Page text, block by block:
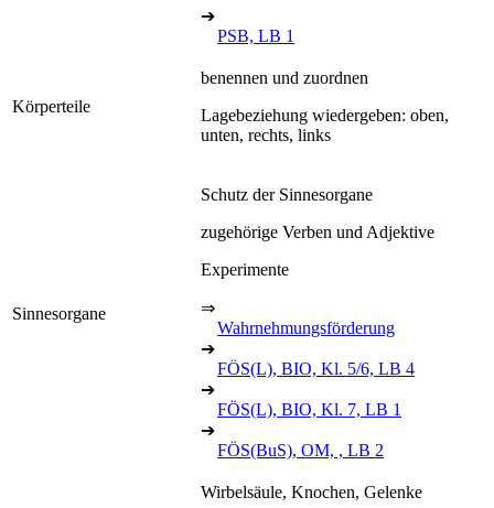
➔
PSB, LB 1
Körperteile
benennen und zuordnen
Lagebeziehung wiedergeben: oben,
unten, rechts, links
Sinnesorgane
Schutz der Sinnesorgane
zugehörige Verben und Adjektive
Experimente
⇒
Wahrnehmungsförderung
➔
FÖS(L), BIO, Kl. 5/6, LB 4
➔
FÖS(L), BIO, Kl. 7, LB 1
➔
FÖS(BuS), OM, , LB 2
Wirbelsäule, Knochen, Gelenke